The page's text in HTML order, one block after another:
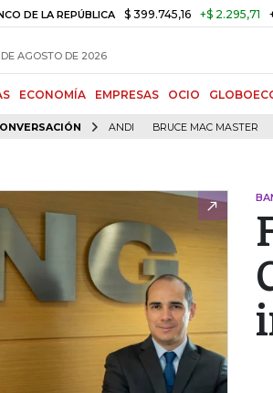
REPÚBLICA $ 399.745,16 +$ 2.295,71 +0,58%
AGOSTO DE 2026
ECONOMÍA EMPRESAS OCIO
ANDI BRUCE MAC MASTER